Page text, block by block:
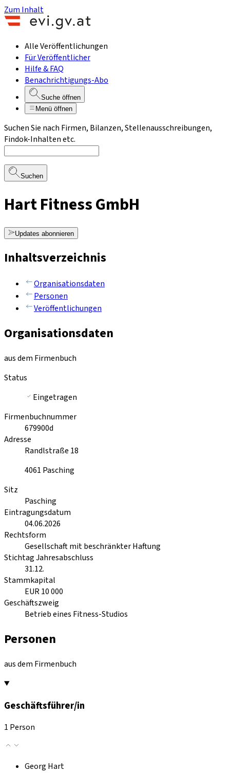
Zum Inhalt
Alle Veröffentlichungen
Für Veröffentlicher
Hilfe & FAQ
Benachrichtigungs-Abo
Suche öffnen
Menü öffnen
Suchen Sie nach Firmen, Bilanzen, Stellenausschreibungen,
Findok-Inhalten etc.
Suchen
Hart Fitness GmbH
Updates abonnieren
Inhaltsverzeichnis
Organisationsdaten
Personen
Veröffentlichungen
Organisationsdaten
aus dem Firmenbuch
Status
Eingetragen
Firmenbuchnummer
679900d
Adresse
Randlstraße 18
4061 Pasching
Sitz
Pasching
Eintragungsdatum
04.06.2026
Rechtsform
Gesellschaft mit beschränkter Haftung
Stichtag Jahresabschluss
31.12.
Stammkapital
EUR 10 000
Geschäftszweig
Betrieb eines Fitness-Studios
Personen
aus dem Firmenbuch
Geschäftsführer/in
1 Person
Georg Hart